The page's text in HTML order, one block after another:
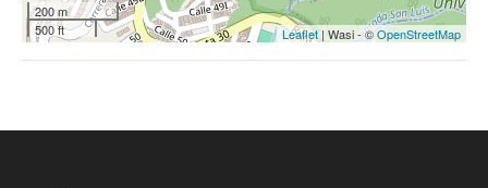
200 m
500 ft
Leaflet | Wasi - ©OpenStreetMap